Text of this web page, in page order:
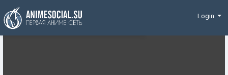
Finanzierung
Login